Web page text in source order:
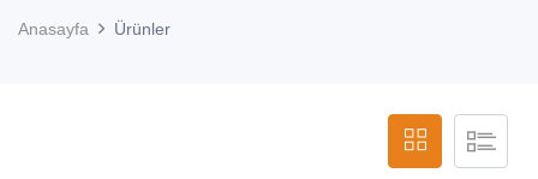
Anasayfa Ürünler